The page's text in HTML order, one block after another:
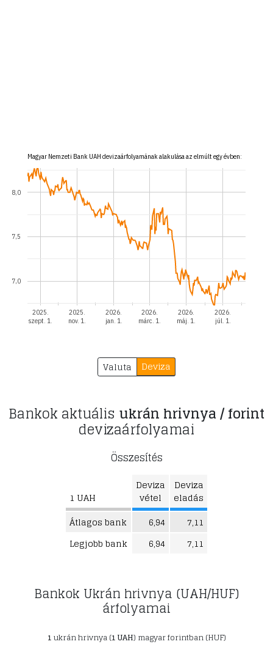
Magyar Nemzeti Bank UAH devizaárfolyamának alakulása az elmúlt egy évben:
2025.
szept. 1.
2025.
nov. 1.
2026.
jan. 1.
2026.
márc. 1.
2026.
máj. 1.
2026.
júl. 1.
7,0
7,5
8,0
Valuta Deviza
Bankok aktuális ukrán hrivnya / forint
devizaárfolyamai
Összesítés
1 UAH
Deviza
vétel
Deviza
eladás
Átlagos bank
6,94
7,11
Legjobb bank
6,94 7,11
Bankok Ukrán hrivnya (UAH/HUF)
árfolyamai
1ukrán hrivnya (1 UAH) magyar forintban (HUF)